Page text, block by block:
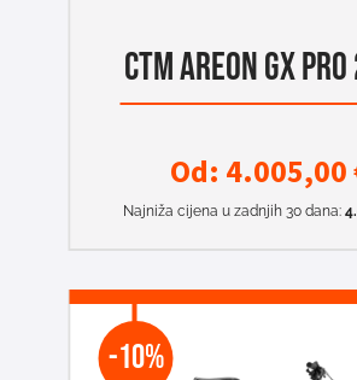
CTM AREON GX
Od: 4.005,00
Najniža cijena u zadnjih 30 dana:
-10%